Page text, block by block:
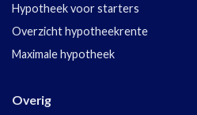
Hypotheek voor starters
Overzicht hypotheekrente
Maximale hypotheek
Overig